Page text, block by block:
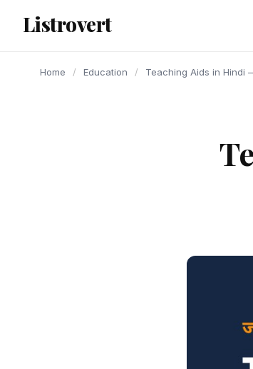
content
Listrovert
Home / Education / Teaching Aids in Hindi –